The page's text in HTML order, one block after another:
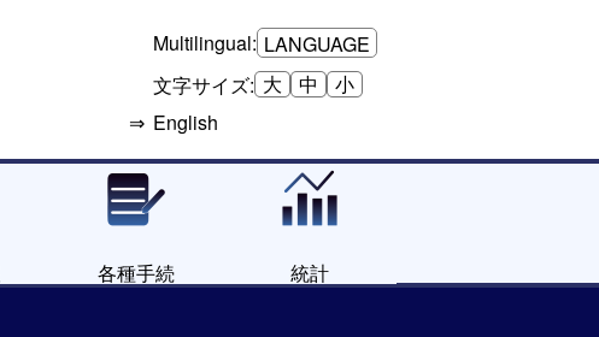
Multilingual: LANGUAGE
文字サイズ: 大 中
小
English
各種手続 統計